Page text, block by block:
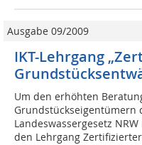
Ausgabe 09/2009
IKT-Lehrgang
Um den erhöhten
Grundstückseigentümern
Landeswassergesetz
den Lehrgang